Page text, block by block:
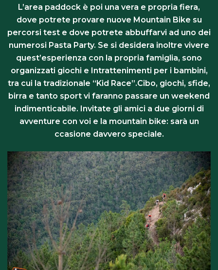
L’area paddock è poi una vera e propria fiera,
dove potrete provare nuove Mountain Bike su
percorsi test e dove potrete abbuffarvi ad uno dei
numerosi Pasta Party. Se si desidera inoltre vivere
quest’esperienza con la propria famiglia, sono
organizzati giochi e Intrattenimenti per i bambini,
tra cui la tradizionale “Kid Race”.Cibo, giochi, sfide,
birra e tanto sport vi faranno passare un weekend
indimenticabile. Invitate gli amici a due giorni di
avventure con voi e la mountain bike: sarà un
ccasione davvero speciale.